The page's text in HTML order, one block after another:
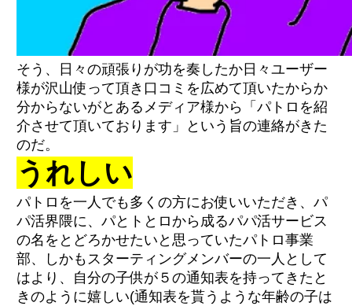
そう、日々の頑張りが功を奏したか日々ユーザー
様が沢山使って頂き口コミを広めて頂いたからか
分からないがとあるメディア様から「パトロを紹
介させて頂いております」という旨の連絡がきた
のだ。
うれしい
パトロを一人でも多くの方にお使いいただき、パ
パ活界隈に、パとトとロから成るパパ活サービス
の名をとどろかせたいと思っていたパトロ事業
部、しかもスターティングメンバーの一人として
はより、自分の子供が５の通知表を持ってきたと
きのように嬉しい(通知表を貰うような年齢の子は